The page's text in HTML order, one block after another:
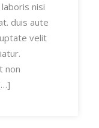
nisi
duis aute
velit
non